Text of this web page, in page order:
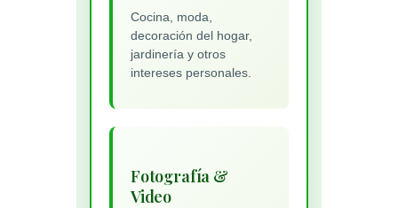
Cocina, moda,
decoración del hogar,
jardinería y otros
intereses personales.
Fotografía &
Video